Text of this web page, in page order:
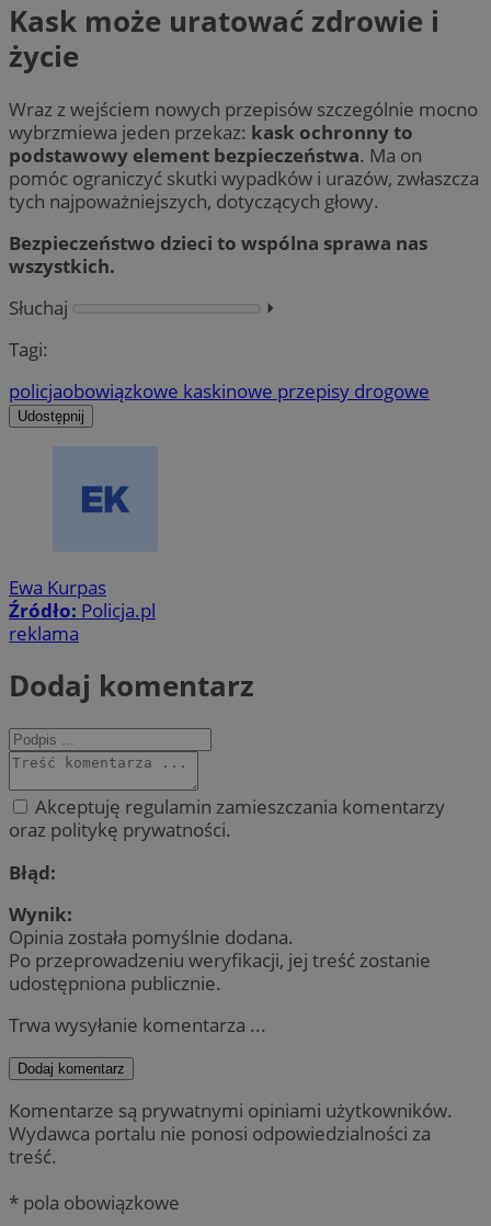
Kask może uratować zdrowie i
życie
Wraz z wejściem nowych przepisów szczególnie mocno
wybrzmiewa jeden przekaz: kask ochronny to
podstawowy element bezpieczeństwa. Ma on
pomóc ograniczyć skutki wypadków i urazów, zwłaszcza
tych najpoważniejszych, dotyczących głowy.
Bezpieczeństwo dzieci to wspólna sprawa nas
wszystkich.
Słuchaj
⏵︎
Tagi:
policjaobowiązkowe kaskinowe przepisy drogowe
Udostępnij
Ewa Kurpas
Źródło: Policja.pl
reklama
Dodaj komentarz
Akceptuję regulamin zamieszczania komentarzy
oraz politykę prywatności.
Błąd:
Wynik:
Opinia została pomyślnie dodana.
Po przeprowadzeniu weryfikacji, jej treść zostanie
udostępniona publicznie.
Trwa wysyłanie komentarza ...
Dodaj komentarz
Komentarze są prywatnymi opiniami użytkowników.
Wydawca portalu nie ponosi odpowiedzialności za
treść.
* pola obowiązkowe